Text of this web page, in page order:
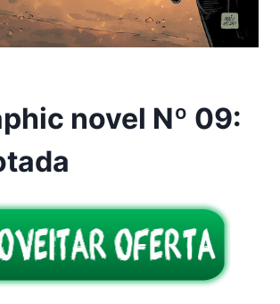
novel Nº 09: